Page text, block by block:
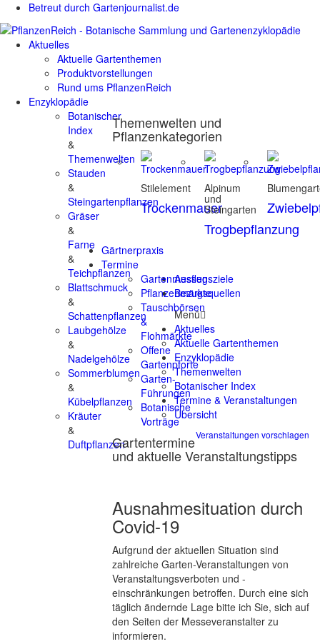
Betreut durch Gartenjournalist.de
Aktuelles
Aktuelle Gartenthemen
Produktvorstellungen
Rund ums PflanzenReich
Enzyklopädie
Botanischer
Index
&
Themenwelten
Stauden
&
Steingartenpflanzen
Gräser
&
Farne
&
Teichpflanzen
Blattschmuck
&
Schattenpflanzen
Laubgehölze
&
Nadelgehölze
Sommerblumen
&
Kübelpflanzen
Kräuter
&
Duftpflanzen
Themenwelten und
Pflanzenkategorien
Stilelement
Trockenmauer
Alpinum
und
Steingarten
Trogbepflanzung
Gärtnerpraxis
Termine
Gartenmessen
Pflanzenmärkte
Tauschbörsen
&
Flohmärkte
Offene
Gartenpforte
Garten-
Führungen
Botanische
Vorträge
Veranstaltungen vorschlagen
Gartentermine
und aktuelle Veranstaltungstipps
Ausnahmesituation durch
Covid-19
Aufgrund der aktuellen Situation sind
zahlreiche Garten-Veranstaltungen von
Veranstaltungsverboten und -
einschränkungen betroffen. Durch eine sich
täglich ändernde Lage bitte ich Sie, sich auf
den Seiten der Messeveranstalter zu
informieren.
Ausflugsziele
Bezugsquellen
Menü
Aktuelles
Aktuelle Gartenthemen
Enzyklopädie
Themenwelten
Botanischer Index
Termine & Veranstaltungen
Übersicht